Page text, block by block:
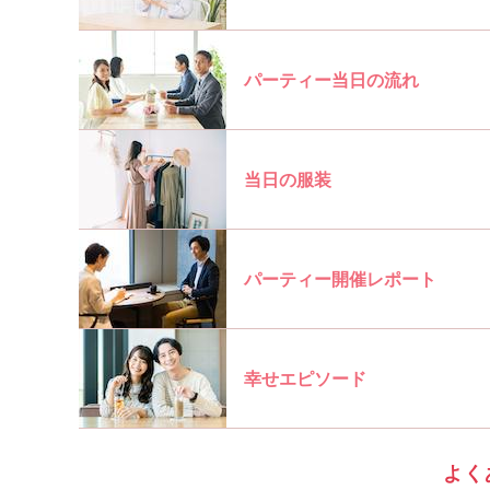
パーティー当日の流れ
当日の服装
パーティー開催レポート
幸せエピソード
よ